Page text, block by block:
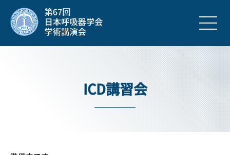
ICD講習会